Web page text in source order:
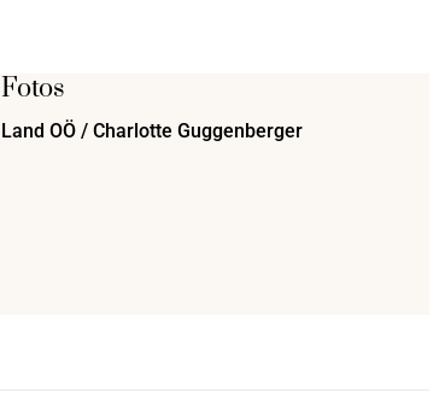
Fotos
Land OÖ / Charlotte Guggenberger